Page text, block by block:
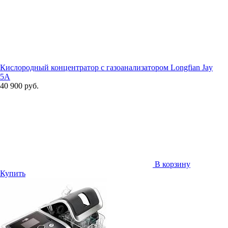
Кислородный концентратор с газоанализатором Longfian Jay
5A
40 900 руб.
В корзину
Купить